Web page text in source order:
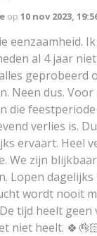
op 10 nov 2023,
eenzaamheid.
al 4 jaar
geprobeerd
Neen dus.
die
verlies is.
ervaart. Heel
We zijn
Lopen
wordt nooit
tijd heelt
niet heelt.